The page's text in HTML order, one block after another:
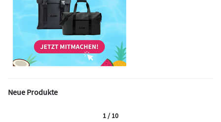
Neue Produkte
1 / 10